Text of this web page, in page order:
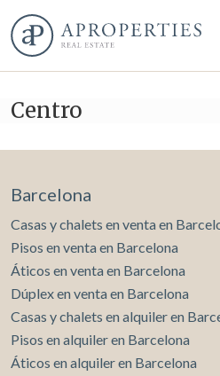
Centro
Barcelona
Casas y chalets en venta en
Pisos en venta en Barcelona
Áticos en venta en Barcelona
Dúplex en venta en Barcelona
Casas y chalets en alquiler en
Pisos en alquiler en Barcelona
Áticos en alquiler en Barcelona